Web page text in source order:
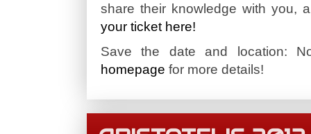
share their knowledge with you,
your ticket here!
Save the date and location:
homepage for more details!